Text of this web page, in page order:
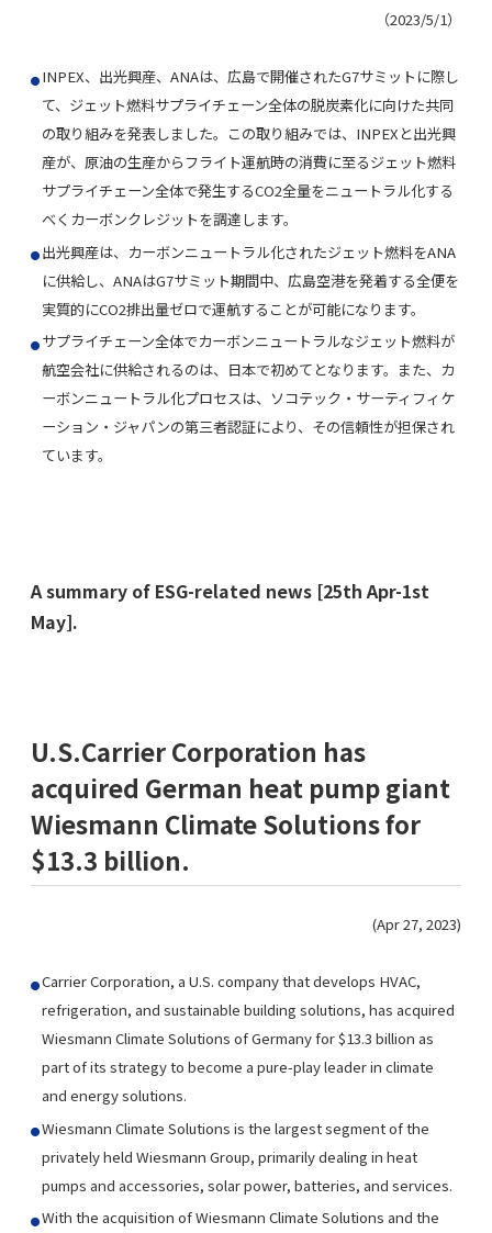
（2023/5/1）
INPEX、出光興産、ANAは、広島で開催されたG7サミットに際し
て、ジェット燃料サプライチェーン全体の脱炭素化に向けた共同
の取り組みを発表しました。この取り組みでは、INPEXと出光興
産が、原油の生産からフライト運航時の消費に至るジェット燃料
サプライチェーン全体で発生するCO2全量をニュートラル化する
べくカーボンクレジットを調達します。
出光興産は、カーボンニュートラル化されたジェット燃料をANA
に供給し、ANAはG7サミット期間中、広島空港を発着する全便を
実質的にCO2排出量ゼロで運航することが可能になります。
サプライチェーン全体でカーボンニュートラルなジェット燃料が
航空会社に供給されるのは、日本で初めてとなります。また、カ
ーボンニュートラル化プロセスは、ソコテック・サーティフィケ
ーション・ジャパンの第三者認証により、その信頼性が担保され
ています。
A summary of ESG-related news [25th Apr-1st
May].
U.S.Carrier Corporation has
acquired German heat pump giant
Wiesmann Climate Solutions for
$13.3 billion.
(Apr 27, 2023)
Carrier Corporation, a U.S. company that develops HVAC,
refrigeration, and sustainable building solutions, has acquired
Wiesmann Climate Solutions of Germany for $13.3 billion as
part of its strategy to become a pure-play leader in climate
and energy solutions.
Wiesmann Climate Solutions is the largest segment of the
privately held Wiesmann Group, primarily dealing in heat
pumps and accessories, solar power, batteries, and services.
With the acquisition of Wiesmann Climate Solutions and the